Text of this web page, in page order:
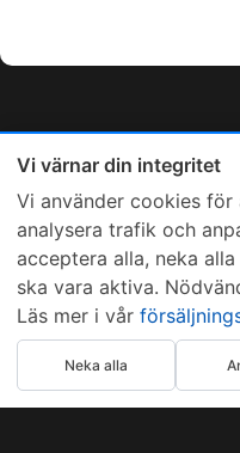
Vi värnar din integritet
Vi använder cookies
analysera trafik och
acceptera alla, neka
ska vara aktiva.
Läs mer i vår
Neka alla
Sveriges